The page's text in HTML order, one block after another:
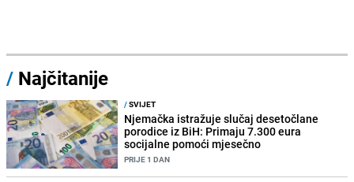
/ Najčitanije
/SVIJET
Njemačka istražuje slučaj desetočlane
porodice iz BiH: Primaju 7.300 eura
socijalne pomoći mjesečno
PRIJE 1 DAN